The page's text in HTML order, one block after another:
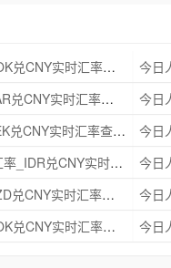
今日人民币兑挪威克朗实时汇率_NOK兑CNY实时汇率查询 2025年09月21日
今日人民币兑南非兰特实时汇率_ZAR兑CNY实时汇率查询 2025年09月21日
今日人民币兑瑞典克朗实时汇率_SEK兑CNY实时汇率查询 2025年09月21日
今日人民币兑印度尼西亚卢比实时汇率_IDR兑CNY实时汇率查询 2025年09月21日
今日人民币兑新西兰元实时汇率_NZD兑CNY实时汇率查询 2025年09月21日
今日人民币兑挪威克朗实时汇率_NOK兑CNY实时汇率查询 2025年09月21日